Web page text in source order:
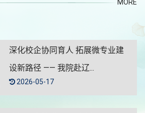
MORE
深化校企协同育人 拓展微专业建
设新路径 —— 我院赴辽...
2026-05-17